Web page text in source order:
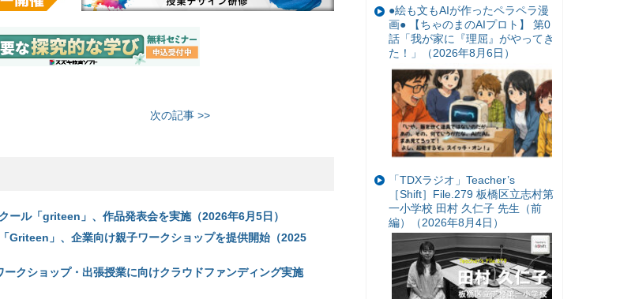
次の記事 >>
ール「griteen」、作品発表会を実施（2026年6月5日）
Griteen」、企業向け親子ワークショップを提供開始（2025
クショップ・出張授業に向けクラウドファンディング実施
●絵も文もAIが作ったペラペラ漫
画● 【ちゃのまのAIプロト】 第0
話「我が家に『理屈』がやってき
た！」（2026年8月6日）
「TDXラジオ」Teacher’s
［Shift］File.279 板橋区立志村第
一小学校 田村 久仁子 先生（前
編）（2026年8月4日）